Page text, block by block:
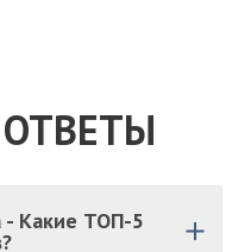
- Какие ТОП-5